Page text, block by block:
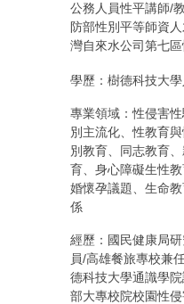
公務人員性平講師/
防部性別平等師資
灣自來水公司第七
學歷：樹德科技大
專業領域：性侵害
別主流化、性教育
別教育、同志教育
育、身心障礙生性
婚懷孕議題、生命
係
經歷：國民健康局
員/高雄餐旅專校兼
德科技大學通識學
部大專校院校園性